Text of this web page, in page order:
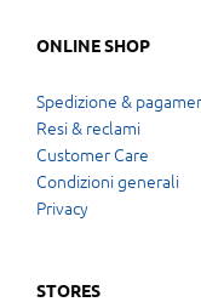
ONLINE SHOP
Spedizione &
Resi & reclami
Customer Care
Condizioni generali
Privacy
STORES